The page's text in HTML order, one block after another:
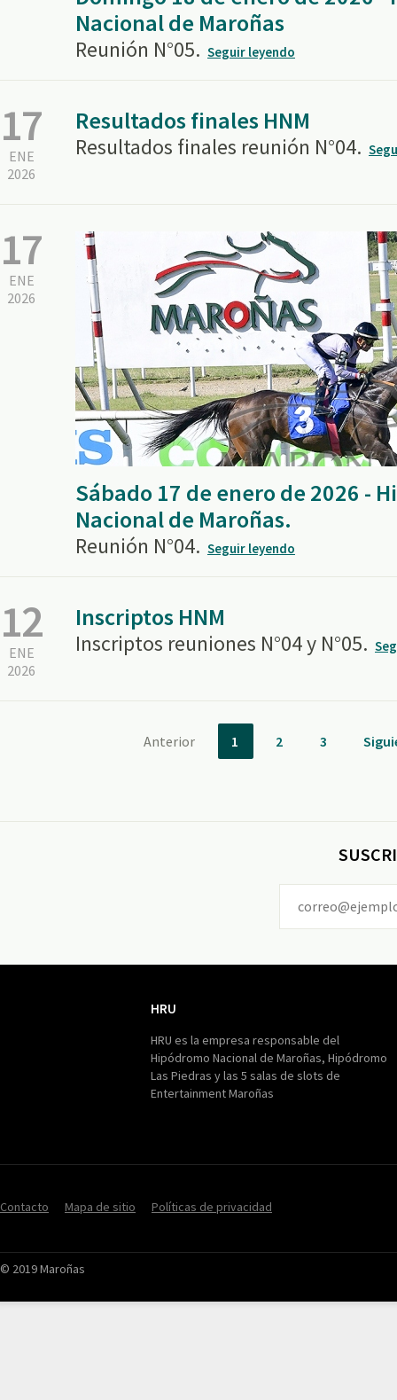
Nacional de Maroñas
Reunión N°05. Seguir leyendo
17
ENE
2026
Resultados finales HNM
Resultados finales reunión N°04.
17
ENE
2026
Sábado 17 de enero de 2026 -
Nacional de Maroñas.
Reunión N°04. Seguir leyendo
12
ENE
2026
Inscriptos HNM
Inscriptos reuniones N°04 y N°05.
Anterior 1 2 3
HRU
HRU es la empresa responsable del
Hipódromo Nacional de Maroñas, Hipódromo
Las Piedras y las 5 salas de slots de
Entertainment Maroñas
Contacto Mapa de sitio Políticas de privacidad
© 2019 Maroñas